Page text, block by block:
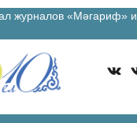
журналов «Мәгариф» и